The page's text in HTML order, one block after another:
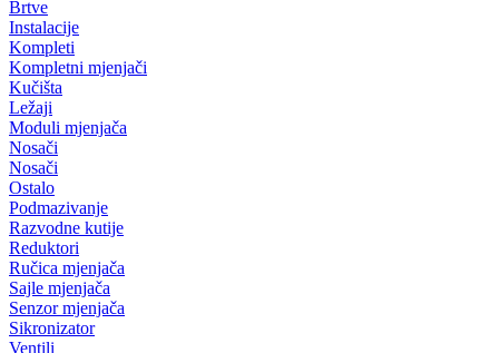
Brtve
Instalacije
Kompleti
Kompletni mjenjači
Kučišta
Ležaji
Moduli mjenjača
Nosači
Nosači
Ostalo
Podmazivanje
Razvodne kutije
Reduktori
Ručica mjenjača
Sajle mjenjača
Senzor mjenjača
Sikronizator
Ventili